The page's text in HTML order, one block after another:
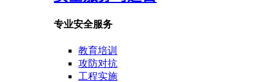
专业安全服务
教育培训
攻防对抗
工程实施